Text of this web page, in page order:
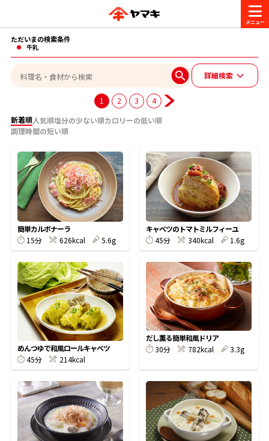
商品情報
ヤマキ『めんつゆ』 ヤマキ 割烹白だし
旨さ、別格。だし屋の鍋 韓福善シリーズ
レシピ
おいしいレシピを探す
おいしいレシピトップ
主食レシピ
主菜レシピ
汁物レシピ
時短レシピ
おいしいレシピを商品から探す
かつお節レシピ
めんつゆレシピ
かつお節・だしを楽しむ
かつお節・だしを知る
だしの取り方
かつお節の削り方
かつお節・だしをもっと知る
ヤマキ かつお節プラス®
かつお節・だしを楽しむ
だしコミュ
CM・キャンペーン
キャンペーン一覧
企業・採用情報
企業情報
- 百年対話
- ヤマキ かつお節プラス®
採用情報
お問い合わせ
ヤマキお客様相談室
オンラインショップ
コミュニティサイト
Global
ただいまの検索条件
牛乳
詳細検索
1 2 3
4
新着順人気順塩分の少ない順カロリーの低い順
調理時間の短い順
簡単カルボナーラ
15分
626kcal 5.6g
キャベツのトマトミルフィーユ
45分
340kcal 1.6g
めんつゆで和風ロールキャベツ
45分
214kcal
だし薫る簡単和風ドリア
30分
782kcal 3.3g